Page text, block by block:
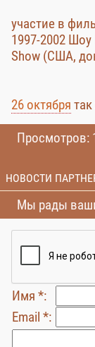
участие в
1997-2002
Show (США,
26 октября
Просмотров:
НОВОСТИ
Мы рады
Имя *:
Email *: